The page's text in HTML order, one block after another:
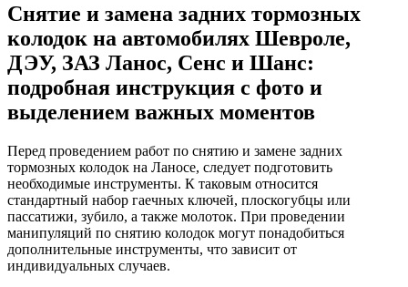
Снятие и замена задних тормозных
колодок на автомобилях Шевроле,
ДЭУ, ЗАЗ Ланос, Сенс и Шанс:
подробная инструкция с фото и
выделением важных моментов
Перед проведением работ по снятию и замене задних
тормозных колодок на Ланосе, следует подготовить
необходимые инструменты. К таковым относится
стандартный набор гаечных ключей, плоскогубцы или
пассатижи, зубило, а также молоток. При проведении
манипуляций по снятию колодок могут понадобиться
дополнительные инструменты, что зависит от
индивидуальных случаев.